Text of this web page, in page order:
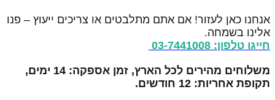
אנחנו כאן לעזור! אם אתם מתלבטים או צריכים ייעוץ – פנו
אלינו בשמחה.
חייגו טלפון: 03-7441008
משלוחים מהירים לכל הארץ, זמן אספקה: 14 ימים,
תקופת אחריות: 12 חודשים.